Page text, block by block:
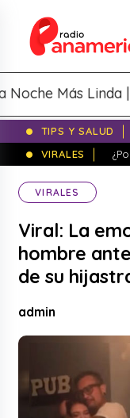
Más Linda |
TIPS Y SALUD
VIRALES
VIRALES
Viral: La
hombre
de su
admin